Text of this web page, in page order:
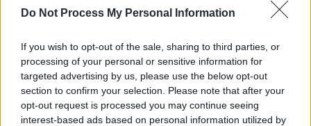
Do Not Process My Personal Information
If you wish to opt-out of the sale, sharing to third parties, or
processing of your personal or sensitive information for
targeted advertising by us, please use the below opt-out
section to confirm your selection. Please note that after your
opt-out request is processed you may continue seeing
interest-based ads based on personal information utilized by
«παιδιών των λουλουδιών», μέλος της
οποίας είναι και ο Χάρι (Δημήτρης
Μοθωναίος
). Ανάμεσά τους θα γεννηθεί ένας
έρωτας που ξεκινά με πόνο και εμπόδια και
θα βρεθεί στο επίκεντρο μιας δίνης που θα
συμπαρασύρει στο πέρασμά της όλα όσα οι
ήρωές μας θεωρούσαν δεδομένα.